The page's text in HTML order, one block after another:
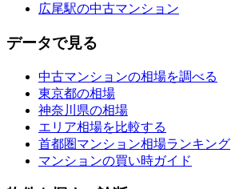
広尾駅の中古マンション
データで見る
中古マンションの相場を調べる
東京都の相場
神奈川県の相場
エリア相場を比較する
首都圏マンション相場ランキング
マンションの買い時ガイド